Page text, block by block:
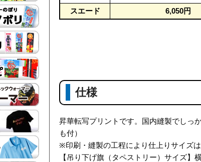
スエード
6,050円
仕様
昇華転写プリントです。国内縫製でしっ
も付）
※印刷・縫製の工程により仕上りサイズ
【吊り下げ旗（タペストリー）サイズ】